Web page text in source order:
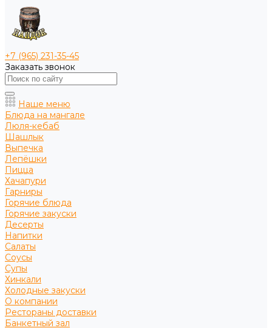
+7 (965) 231-35-45
Заказать звонок
Наше меню
Блюда на мангале
Люля-кебаб
Шашлык
Выпечка
Лепёшки
Пицца
Хачапури
Гарниры
Горячие блюда
Горячие закуски
Десерты
Напитки
Салаты
Соусы
Супы
Хинкали
Холодные закуски
О компании
Рестораны доставки
Банкетный зал